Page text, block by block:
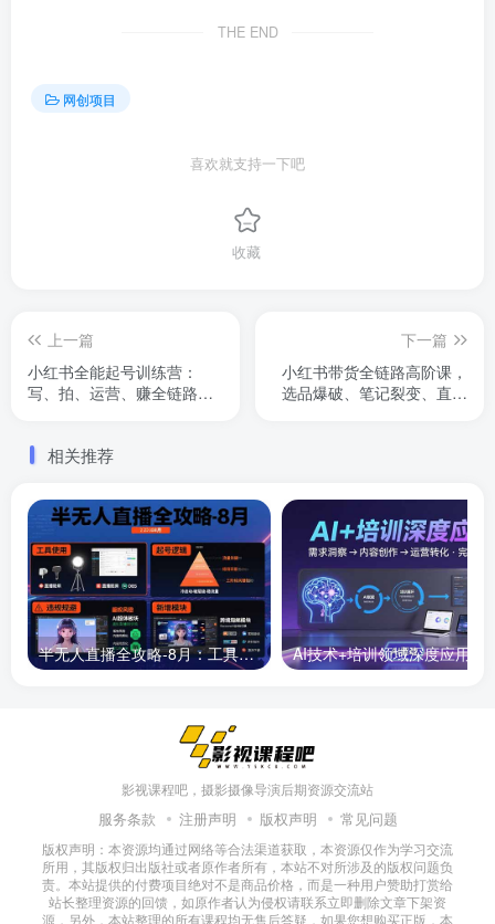
THE END
网创项目
喜欢就支持一下吧
收藏
上一篇
小红书全能起号训练营：
写、拍、运营、赚全链路技
下一篇
小红书带货全链路高阶课，
选品爆破、笔记裂变、直播
相关推荐
半无人直播全攻略-8月：工具使用+起号逻辑+违规规避,新增AI超体与跨境模块
影视课程吧，摄影摄像导演后期资源交流站
服务条款 注册声明 版权声明 常见问题
版权声明：本资源均通过网络等合法渠道获取，本资源仅作为学习交流
所用，其版权归出版社或者原作者所有，本站不对所涉及的版权问题负
责。本站提供的付费项目绝对不是商品价格，而是一种用户赞助打赏给
站长整理资源的回馈，如原作者认为侵权请联系立即删除文章下架资
源，另外，本站整理的所有课程均无售后答疑，如果您想购买正版，本